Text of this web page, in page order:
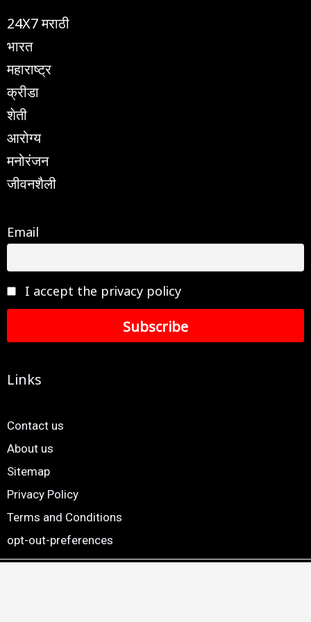
24X7 मराठी
भारत
महाराष्ट्र
क्रीडा
शेती
आरोग्य
मनोरंजन
जीवनशैली
Email
I accept the privacy policy
Links
Contact us
About us
Sitemap
Privacy Policy
Terms and Conditions
opt-out-preferences